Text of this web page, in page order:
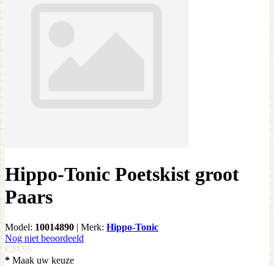
Hippo-Tonic Poetskist groot
Paars
Model: 10014890 | Merk: Hippo-Tonic
Nog niet beoordeeld
€29,95
* Maak uw keuze